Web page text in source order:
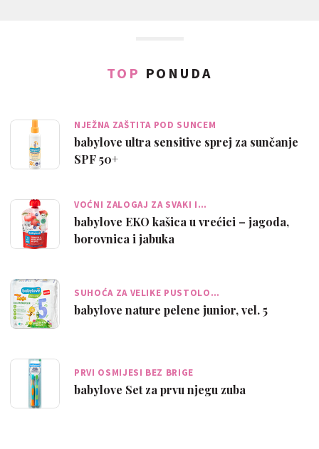
TOP PONUDA
NJEŽNA ZAŠTITA POD SUNCEM
babylove ultra sensitive sprej za sunčanje
SPF 50+
VOĆNI ZALOGAJ ZA SVAKI I…
babylove EKO kašica u vrećici – jagoda,
borovnica i jabuka
SUHOĆA ZA VELIKE PUSTOLO…
babylove nature pelene junior, vel. 5
PRVI OSMIJESI BEZ BRIGE
babylove Set za prvu njegu zuba